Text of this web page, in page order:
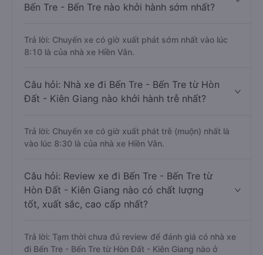
Bến Tre - Bến Tre nào khởi hành sớm nhất?
Trả lời: Chuyến xe có giờ xuất phát sớm nhất vào lúc
8:10 là của nhà xe Hiền Vân.
Câu hỏi: Nhà xe đi Bến Tre - Bến Tre từ Hòn
Đất - Kiên Giang nào khởi hành trễ nhất?
Trả lời: Chuyến xe có giờ xuất phát trễ (muộn) nhất là
vào lúc 8:30 là của nhà xe Hiền Vân.
Câu hỏi: Review xe đi Bến Tre - Bến Tre từ
Hòn Đất - Kiên Giang nào có chất lượng
tốt, xuất sắc, cao cấp nhất?
Trả lời: Tạm thời chưa đủ review để đánh giá có nhà xe
đi Bến Tre - Bến Tre từ Hòn Đất - Kiên Giang nào ở